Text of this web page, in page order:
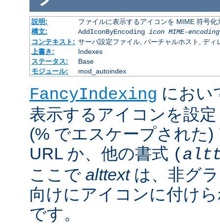
説明:
ファイルに表示するアイコンを MIME 符号化
構文:
AddIconByEncoding icon MIME-encoding
コンテキスト: サーバ設定ファイル, バーチャルホスト, ディ
上書き:
Indexes
ステータス:
Base
モジュール:
mod_autoindex
FancyIndexing におい
表示するアイコンを設
(% でエスケープされた
URL か、他の書式 (
ここで alttextは、非グ
向けにアイコンに付け
です。